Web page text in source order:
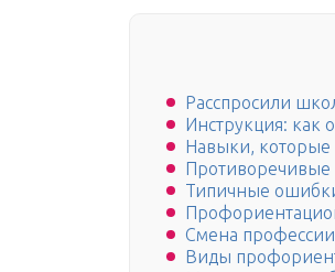
Расспросили
Инструкция: как
Навыки, которые
Типичные
Смена
Виды